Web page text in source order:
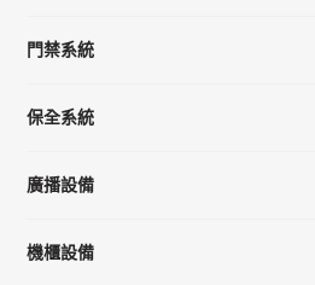
門禁系統
保全系統
廣播設備
機櫃設備